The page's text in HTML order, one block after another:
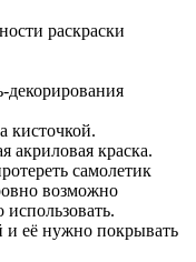
раскраски
декорирования
кисточкой.
акриловая краска.
самолетик
возможно
и её нужно покрывать